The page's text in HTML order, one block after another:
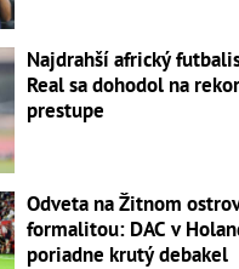
Najdrahší africký
Real sa dohodol na
prestupe
Odveta na Žitnom
formalitou: DAC v
poriadne krutý debakel